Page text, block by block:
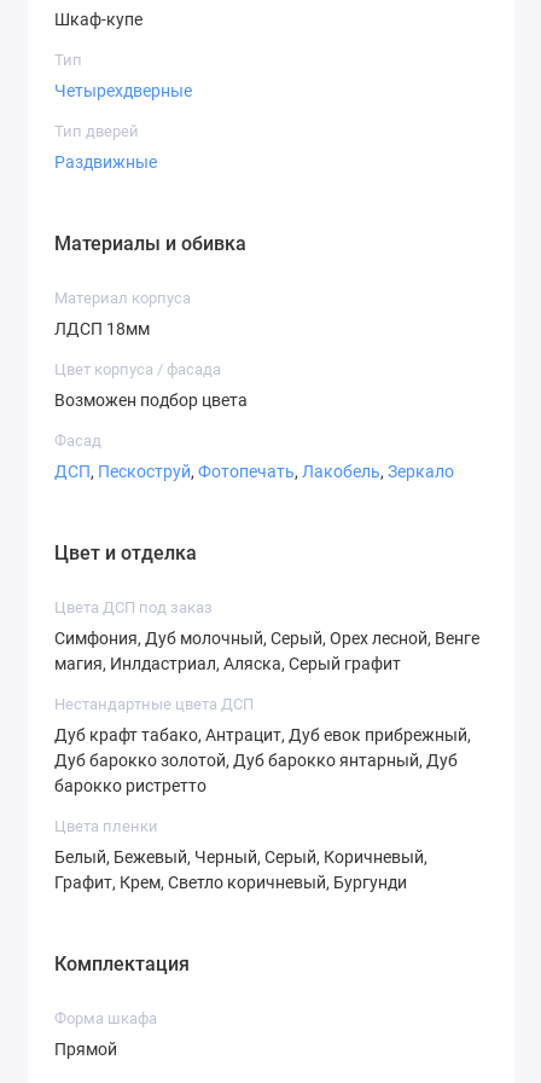
Варианты фасадов
Шкаф-купе
Тип
Четырехдверные
Тип дверей
Раздвижные
Материалы и обивка
Материал корпуса
ЛДСП 18мм
Цвет корпуса / фасада
Возможен подбор цвета
Фасад
ДСП, Пескоструй, Фотопечать, Лакобель, Зеркало
Цвет и отделка
Цвета ДСП под заказ
Симфония, Дуб молочный, Серый, Орех лесной, Венге
магия, Инлдастриал, Аляска, Серый графит
Нестандартные цвета ДСП
Дуб крафт табако, Антрацит, Дуб евок прибрежный,
Дуб барокко золотой, Дуб барокко янтарный, Дуб
барокко ристретто
Цвета пленки
Белый, Бежевый, Черный, Серый, Коричневый,
Графит, Крем, Светло коричневый, Бургунди
Комплектация
Форма шкафа
Прямой